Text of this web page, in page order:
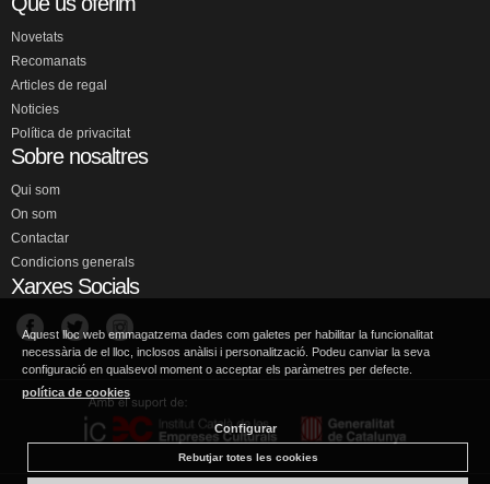
Novetats
Recomanats
Articles de regal
Noticies
Política de privacitat
Sobre nosaltres
Qui som
On som
Contactar
Condicions generals
Xarxes Socials
Aquest lloc web emmagatzema dades com galetes per habilitar la funcionalitat
necessària de el lloc, inclosos anàlisi i personalització. Podeu canviar la seva
configuració en qualsevol moment o acceptar els paràmetres per defecte.
política de cookies
Configurar
Rebutjar totes les cookies